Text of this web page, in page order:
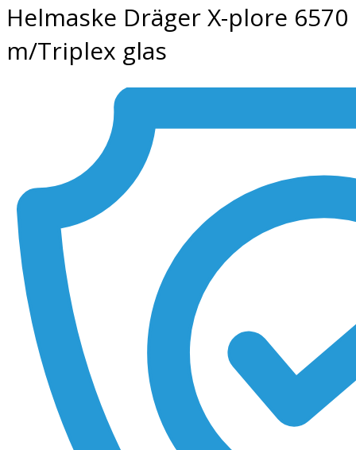
Helmaske Dräger X-plore 6570
m/Triplex glas